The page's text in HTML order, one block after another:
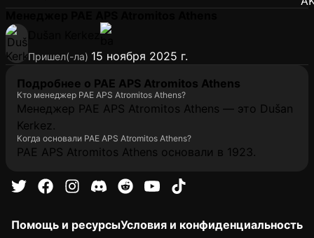
Пришел(-ла) 15 ноября 2025 г.
Подробнее о PAE APS Atromitos Athens
Кто менеджер PAE APS Atromitos Athens?
Менеджер PAE APS Atromitos Athens — это Dušan
Kerkez.
Когда основали PAE APS Atromitos Athens?
PAE APS Atromitos Athens основали в 1923.
Помощь и ресурсыУсловия и конфиденциальность